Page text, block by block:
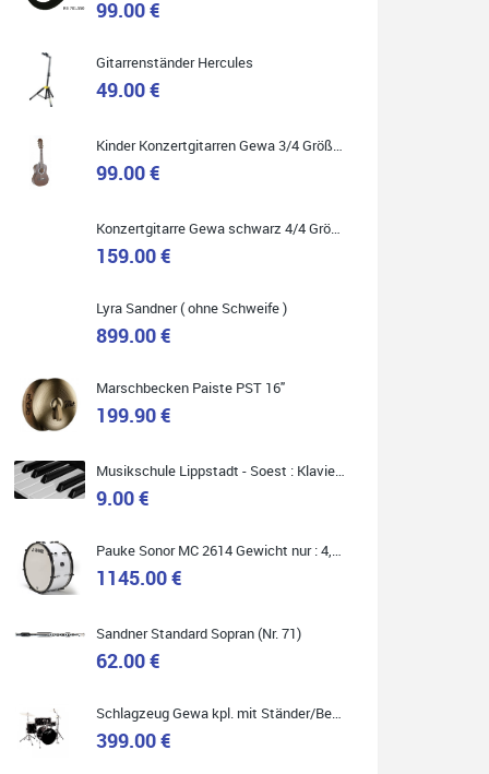
Quelle: Google-Rezension
Ich war auf der Suche nach einem neuen Keyboard
und bin begeistert: ich bin super beraten worden,
aktuell natürlich nur telefonisch. Nachdem die
Quelle: Google-Rezension
Marie-Luise Mroß
Ich bin super zufrieden mit meiner neuen Ukulele!
Einfach am Freitag vorbeigekommen, eben geklingelt
und top beraten worden. Ich würde den Besuch im
Quelle: Google-Rezension
99.00 €
Gitarrenständer Hercules
49.00 €
99.00 €
159.00 €
Lyra Sandner ( ohne Schweife )
899.00 €
Marschbecken Paiste PST 16"
199.90 €
9.00 €
1145.00 €
Sandner Standard Sopran (Nr. 71)
62.00 €
399.00 €